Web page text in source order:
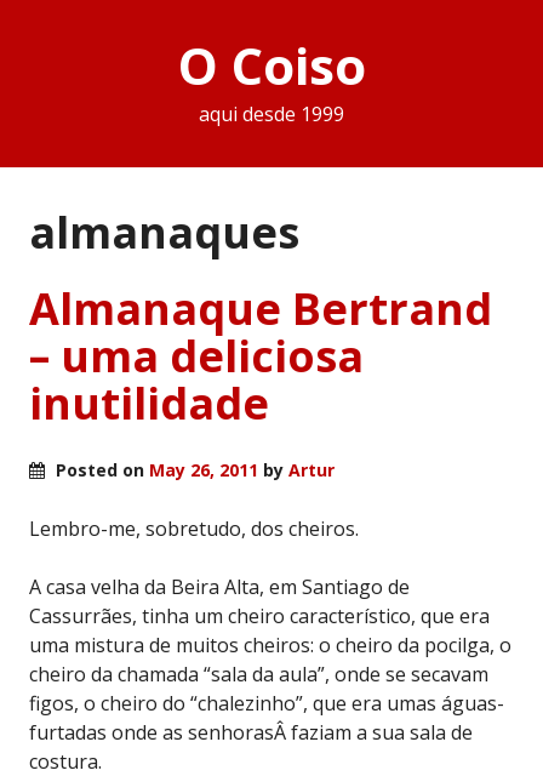
O Coiso
aqui desde 1999
almanaques
Almanaque Bertrand
– uma deliciosa
inutilidade
Posted on May 26, 2011 by Artur
Lembro-me, sobretudo, dos cheiros.
A casa velha da Beira Alta, em Santiago de
Cassurrães, tinha um cheiro característico, que era
uma mistura de muitos cheiros: o cheiro da pocilga, o
cheiro da chamada “sala da aula”, onde se secavam
figos, o cheiro do “chalezinho”, que era umas águas-
furtadas onde as senhorasÂ faziam a sua sala de
costura.